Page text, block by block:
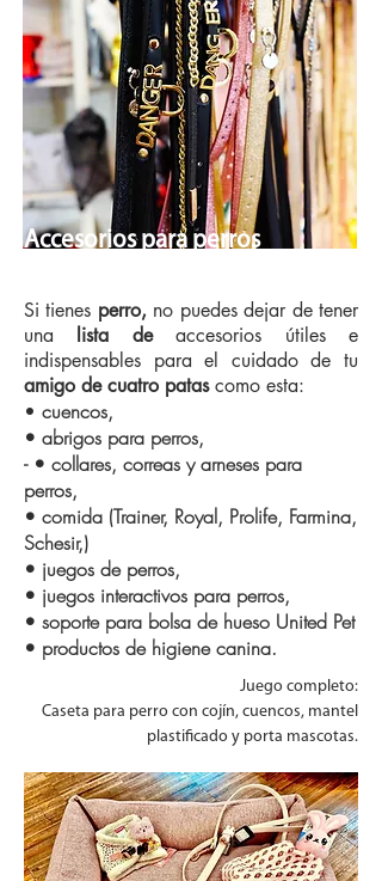
Accesorios para perros
Si tienes perro,no puedes dejar de tener
una
lista deaccesorios útiles e
indispensables para el cuidado de tu
amigo de cuatro patascomo esta:
• cuencos,
• abrigos para perros,
- • collares, correas y arneses para
perros,
• comida (Trainer, Royal, Prolife, Farmina,
Schesir,)
• juegos de perros,
• juegos interactivos para perros,
• soporte para bolsa de hueso United Pet
• productos de higiene canina.
Juego completo:
Caseta para perro con cojín, cuencos, mantel
plastificado y porta mascotas.